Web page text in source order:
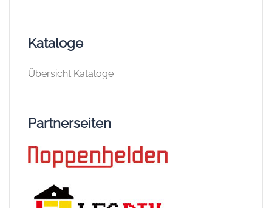
Kataloge
Übersicht Kataloge
Partnerseiten